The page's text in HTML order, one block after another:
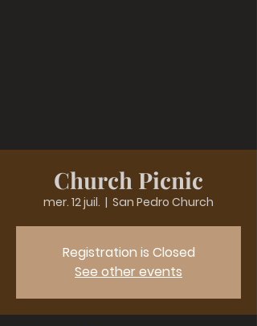
Church Picnic
mer. 12 juil.
  |
San Pedro Church
Registration is Closed
See other events